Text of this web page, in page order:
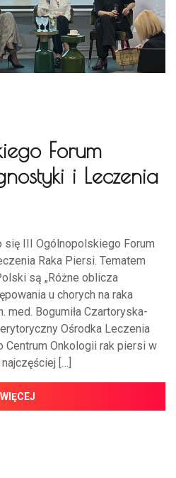
Forum
i Leczenia
się III Ogólnopolskiego Forum
Raka Piersi. Tematem
są „Różne oblicza
u chorych na raka
Bogumiła Czartoryska-
Ośrodka Leczenia
Centrum Onkologii rak piersi w
[…]
WIĘCEJ